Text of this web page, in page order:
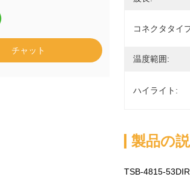
チャット
コネクタタイ
温度範囲:
ハイライト:
製品の
TSB-4815-